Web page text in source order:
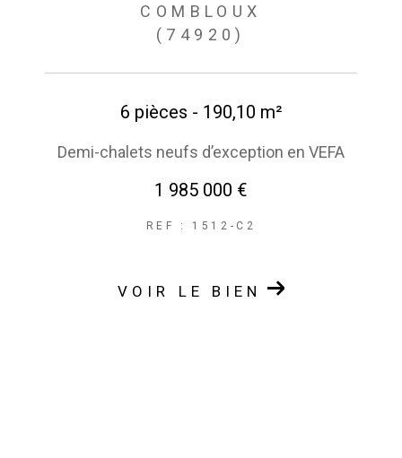
COMBLOUX
(74920)
6 pièces - 190,10 m²
Demi-chalets neufs d’exception en VEFA
1 985 000 €
REF : 1512-C2
VOIR LE BIEN